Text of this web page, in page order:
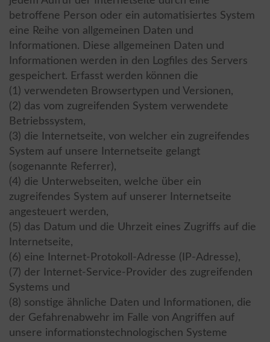
betroffene Person oder ein automatisiertes System
eine Reihe von allgemeinen Daten und
Informationen. Diese allgemeinen Daten und
Informationen werden in den Logfiles des Servers
gespeichert. Erfasst werden können die
(1) verwendeten Browsertypen und Versionen,
(2) das vom zugreifenden System verwendete
Betriebssystem,
(3) die Internetseite, von welcher ein zugreifendes
System auf unsere Internetseite gelangt
(sogenannte Referrer),
(4) die Unterwebseiten, welche über ein
zugreifendes System auf unserer Internetseite
angesteuert werden,
(5) das Datum und die Uhrzeit eines Zugriffs auf die
Internetseite,
(6) eine Internet-Protokoll-Adresse (IP-Adresse),
(7) der Internet-Service-Provider des zugreifenden
Systems und
(8) sonstige ähnliche Daten und Informationen, die
der Gefahrenabwehr im Falle von Angriffen auf
unsere informationstechnologischen Systeme